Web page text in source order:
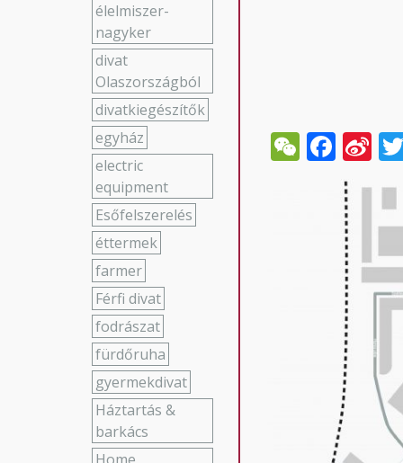
élelmiszer-
nagyker
divat
Olaszországból
divatkiegészítők
egyház
electric
equipment
Esőfelszerelés
éttermek
farmer
Férfi divat
fodrászat
fürdőruha
gyermekdivat
Háztartás &
barkács